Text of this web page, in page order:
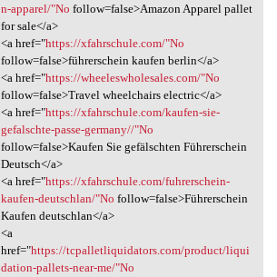
n-apparel/"No follow=false>Amazon Apparel pallet
for sale</a>
<a href="https://xfahrschule.com/"No
follow=false>führerschein kaufen berlin</a>
<a href="https://wheeleswholesales.com/"No
follow=false>Travel wheelchairs electric</a>
<a href="https://xfahrschule.com/kaufen-sie-
gefalschte-passe-germany//"No
follow=false>Kaufen Sie gefälschten Führerschein
Deutsch</a>
<a href="https://xfahrschule.com/fuhrerschein-
kaufen-deutschlan/"No follow=false>Führerschein
Kaufen deutschlan</a>
<a
href="https://tcpalletliquidators.com/product/liqui
dation-pallets-near-me/"No